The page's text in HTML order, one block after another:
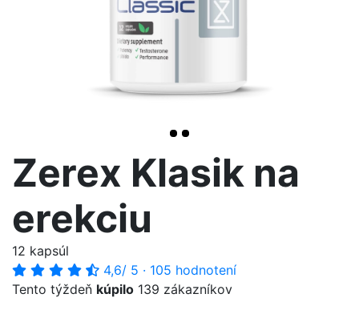
Zerex Klasik na
erekciu
12 kapsúl
4,6/ 5 · 105 hodnotení
Tento týždeň kúpilo 139 zákazníkov